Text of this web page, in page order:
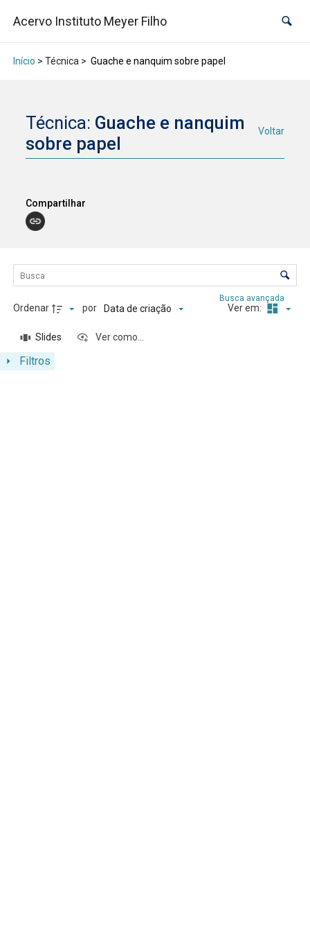
Acervo Instituto Meyer Filho
Início > Técnica > Guache e nanquim sobre papel
Técnica: Guache e nanquim
sobre papel
Voltar
Compartilhar
Lista de itens
Controle de ordenação e visualização
Filtros
Busca avançada
Ordenar por Data de criação Ver em:
Slides Ver como...